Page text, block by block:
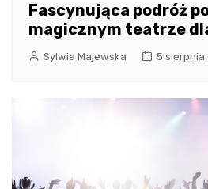
Fascynująca podróż
magicznym teatrze
Sylwia Majewska 5 sierpnia